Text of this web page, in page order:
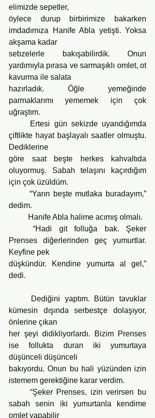
elimizde sepetler,
öylece durup birbirimize bakarken
imdadımıza Hanife Abla yetişti. Yoksa
akşama kadar
sebzelerle bakışabilirdik. Onun
yardımıyla pırasa ve sarmaşıklı omlet, ot
kavurma ile salata
hazırladık. Öğle yemeğinde
parmaklarımı yememek için çok
uğraştım.
çiftlikte hayat başlayalı saatler olmuştu.
Dediklerine
göre saat beşte herkes kahvaltıda
oluyormuş. Sabah telaşını kaçırdığım
için çok üzüldüm.
dedim.
	Hanife Abla halime acımış olmalı.
	“Hadi git folluğa bak. Şeker
Prenses diğerlerinden geç yumurtlar.
Keyfine pek
düşkündür. Kendine yumurta al gel,”
dedi.
kümesin dışında serbestçe dolaşıyor,
önlerine çıkan
her şeyi didikliyorlardı. Bizim Prenses
ise follukta duran iki yumurtaya
düşünceli düşünceli
bakıyordu. Onun bu hali yüzünden izin
istemem gerektiğine karar verdim.
sabah senin iki yumurtanla kendime
omlet yapabilir